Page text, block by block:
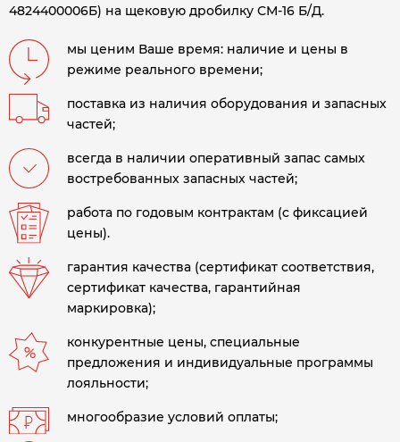
4824400006Б) на щековую дробилку СМ-16 Б/Д.
мы ценим Ваше время: наличие и цены в
режиме реального времени;
поставка из наличия оборудования и запасных
частей;
всегда в наличии оперативный запас самых
востребованных запасных частей;
работа по годовым контрактам (с фиксацией
цены).
гарантия качества (сертификат соответствия,
сертификат качества, гарантийная
маркировка);
конкурентные цены, специальные
предложения и индивидуальные программы
лояльности;
многообразие условий оплаты;